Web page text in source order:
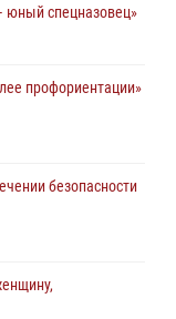
юный спецназовец»
профориентации»
безопасности